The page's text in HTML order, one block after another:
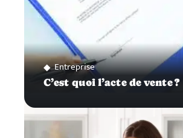
Entreprise
C’est quoi l’acte de vente ?